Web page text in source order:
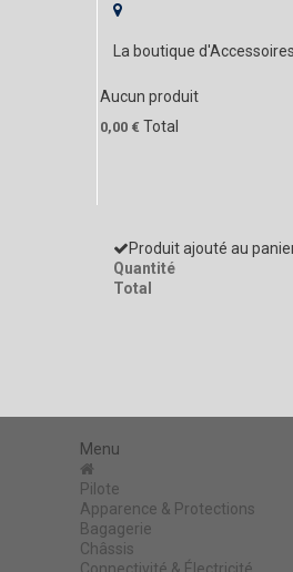
La boutique
Aucun produit
0,00 € Total
Produit ajouté au
Quantité
Total
Menu
Pilote
Apparence & Protections
Bagagerie
Châssis